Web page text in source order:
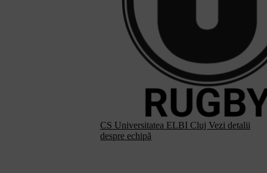
CS Universitatea ELBI Cluj Vezi detalii
despre echipă